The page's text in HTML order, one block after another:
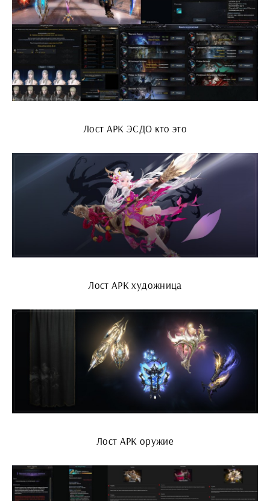
Лост АРК ЭСДО кто это
Лост АРК художница
Лост АРК оружие